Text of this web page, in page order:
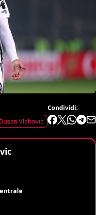
Dusan Vlahovic
Condividi: